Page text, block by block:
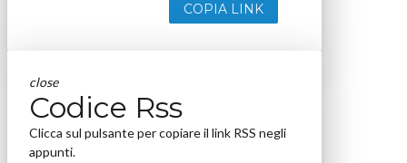
COPIA LINK
close
Codice Rss
Clicca sul pulsante per copiare il link RSS negli
appunti.